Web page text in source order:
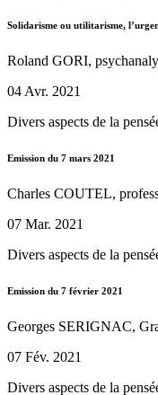
Solidarisme ou utilitarisme,
Roland GORI,
04 Avr. 2021
Divers aspects de la
Emission du 7 mars 2021
Charles COUTEL,
07 Mar. 2021
Divers aspects de la
Emission du 7 février 2021
Georges SERIGNAC,
07 Fév. 2021
Divers aspects de la